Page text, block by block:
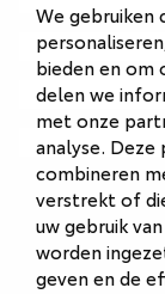
We
bieden en om
delen we
met onze
analyse. Deze
combineren
verstrekt of
uw gebruik
worden
geven en de
Autobedrijf
Autobedrijf
Van Gent